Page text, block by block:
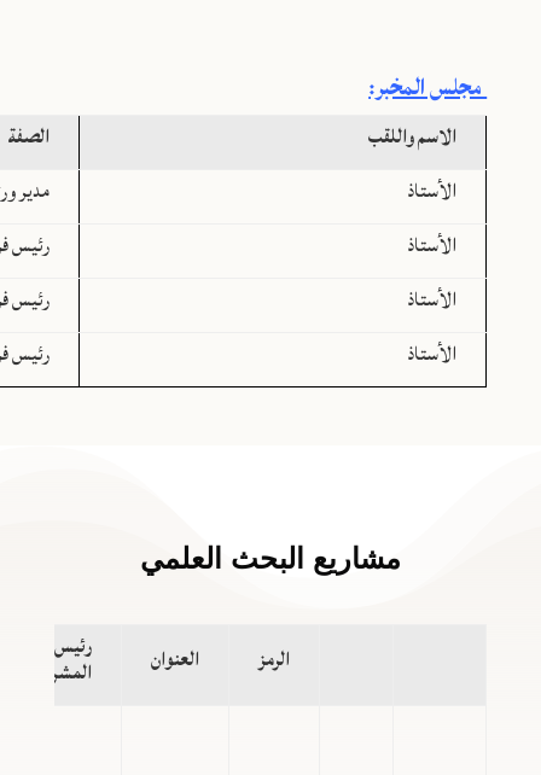
مجلس المخبر:
الاسم واللقب
الصفة
الأستاذ
مدير
الأستاذ
رئيس
الأستاذ
رئيس
الأستاذ
رئيس
مشاريع البحث العلمي
الرمز العنوان رئيس
المشروع